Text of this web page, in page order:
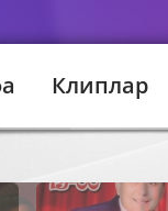
Клиплар